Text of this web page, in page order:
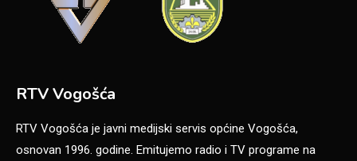
RTV Vogošća
RTV Vogošća je javni medijski servis općine Vogošća,
osnovan 1996. godine. Emitujemo radio i TV programe na